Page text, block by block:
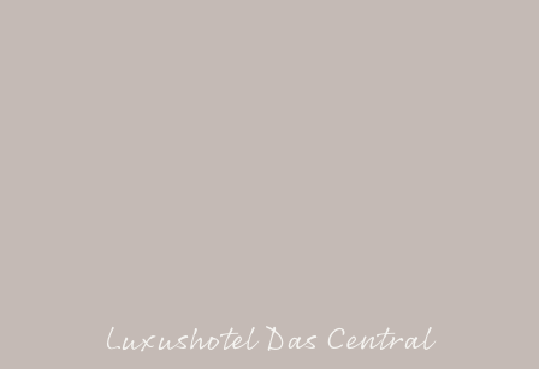
Luxushotel Das Central